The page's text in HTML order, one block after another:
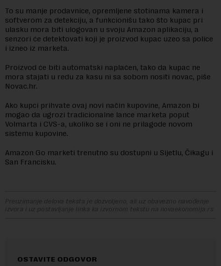
To su manje prodavnice, opremljene stotinama kamera i
softverom za detekciju, a funkcionišu tako što kupac pri
ulasku mora biti ulogovan u svoju Amazon aplikaciju, a
senzori će detektovati koji je proizvod kupac uzeo sa police
i izneo iz marketa.
Proizvod će biti automatski naplaćen, tako da kupac ne
mora stajati u redu za kasu ni sa sobom nositi novac, piše
Novac.hr.
Ako kupci prihvate ovaj novi način kupovine, Amazon bi
mogao da ugrozi tradicionalne lance marketa poput
Volmarta i CVS-a, ukoliko se i oni ne prilagode novom
sistemu kupovine.
Amazon Go marketi trenutno su dostupni u Sijetlu, Čikagu i
San Francisku.
Preuzimanje delova teksta je dozvoljeno, ali uz obavezno navođenje
izvora i uz postavljanje linka ka izvornom tekstu na novaekonomija.rs
OSTAVITE ODGOVOR